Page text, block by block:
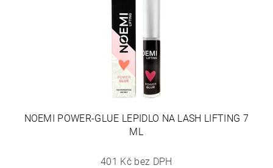
NOEMI POWER-GLUE LEPIDLO NA LASH LIFTING 7
ML
401 Kč bez DPH